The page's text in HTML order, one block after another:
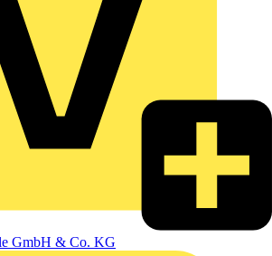
GmbH & Co. KG
grün
flexibler Leiterplattenverbinder
-
-40 - 105
Buchse